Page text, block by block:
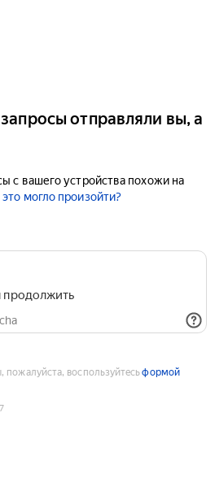
отправляли вы, а
с вашего устройства похожи на
могло произойти?
пожалуйста, воспользуйтесьформой